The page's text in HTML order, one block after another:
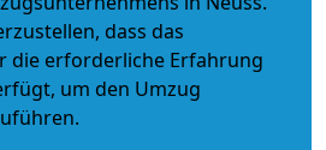
dass das
die erforderliche Erfahrung
um den Umzug